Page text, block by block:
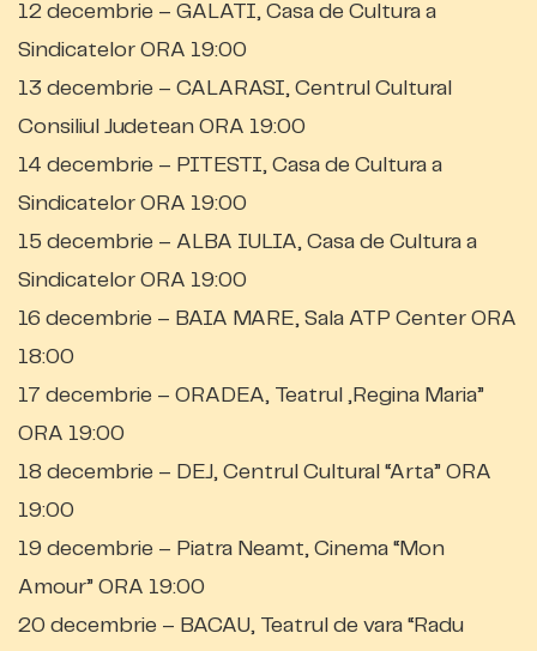
12 decembrie – GALATI, Casa de Cultura a
Sindicatelor ORA 19:00
13 decembrie – CALARASI, Centrul Cultural
Consiliul Judetean ORA 19:00
14 decembrie – PITESTI, Casa de Cultura a
Sindicatelor ORA 19:00
15 decembrie – ALBA IULIA, Casa de Cultura a
Sindicatelor ORA 19:00
16 decembrie – BAIA MARE, Sala ATP Center ORA
18:00
17 decembrie – ORADEA, Teatrul „Regina Maria”
ORA 19:00
18 decembrie – DEJ, Centrul Cultural “Arta” ORA
19:00
19 decembrie – Piatra Neamt, Cinema “Mon
Amour” ORA 19:00
20 decembrie – BACAU, Teatrul de vara “Radu